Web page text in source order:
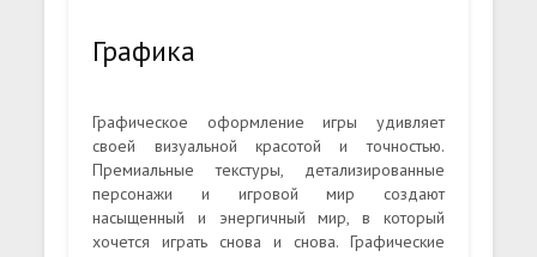
Графика
Графическое оформление игры удивляет
своей визуальной красотой и точностью.
Премиальные текстуры, детализированные
персонажи и игровой мир создают
насыщенный и энергичный мир, в который
хочется играть снова и снова. Графические